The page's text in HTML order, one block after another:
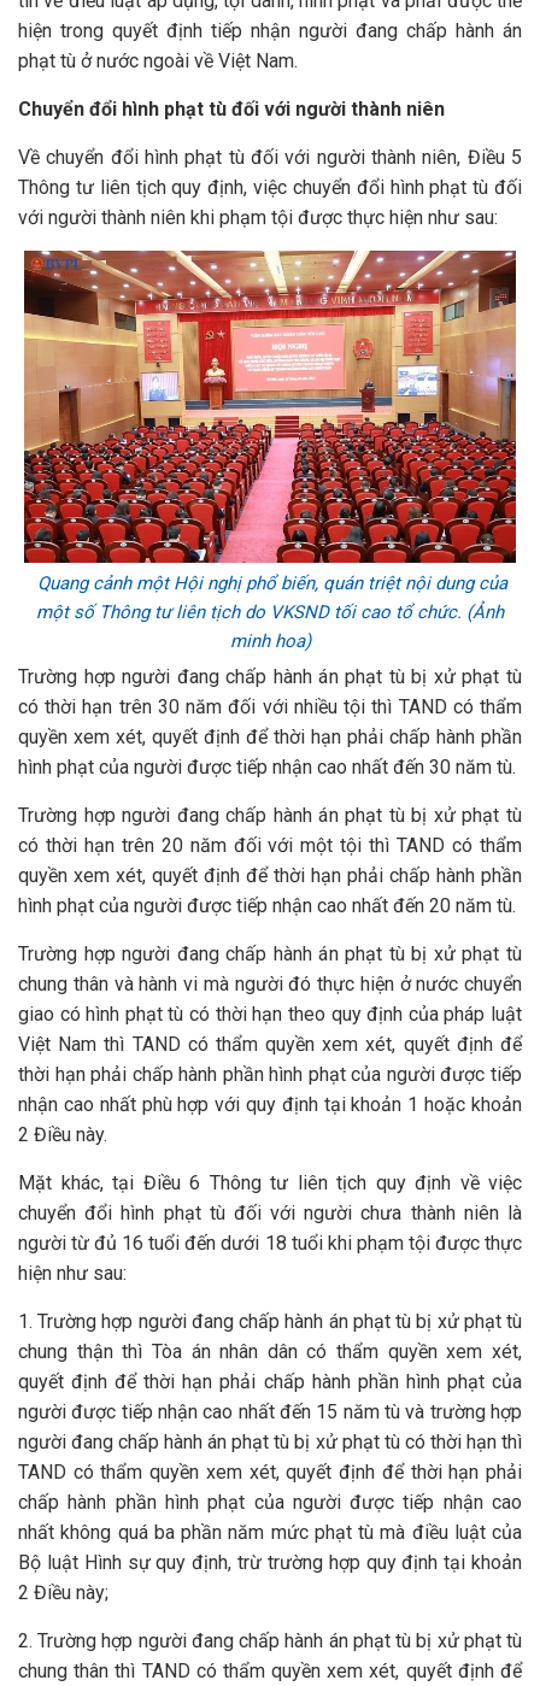
hiện trong quyết định tiếp nhận người đang chấp hành án
phạt tù ở nước ngoài về Việt Nam.
Chuyển đổi hình phạt tù đối với người thành niên
Về chuyển đổi hình phạt tù đối với người thành niên, Điều 5
Thông tư liên tịch quy định, việc chuyển đổi hình phạt tù đối
với người thành niên khi phạm tội được thực hiện như sau:
Quang cảnh một Hội nghị phổ biến, quán triệt nội dung của
một số Thông tư liên tịch do VKSND tối cao tổ chức. (Ảnh
minh hoa)
Trường hợp người đang chấp hành án phạt tù bị xử phạt tù
có thời hạn trên 30 năm đối với nhiều tội thì TAND có thẩm
quyền xem xét, quyết định để thời hạn phải chấp hành phần
hình phạt của người được tiếp nhận cao nhất đến 30 năm tù.
Trường hợp người đang chấp hành án phạt tù bị xử phạt tù
có thời hạn trên 20 năm đối với một tội thì TAND có thẩm
quyền xem xét, quyết định để thời hạn phải chấp hành phần
hình phạt của người được tiếp nhận cao nhất đến 20 năm tù.
Trường hợp người đang chấp hành án phạt tù bị xử phạt tù
chung thân và hành vi mà người đó thực hiện ở nước chuyển
giao có hình phạt tù có thời hạn theo quy định của pháp luật
Việt Nam thì TAND có thẩm quyền xem xét, quyết định để
thời hạn phải chấp hành phần hình phạt của người được tiếp
nhận cao nhất phù hợp với quy định tại khoản 1 hoặc khoản
2 Điều này.
Mặt khác, tại Điều 6 Thông tư liên tịch quy định về việc
chuyển đổi hình phạt tù đối với người chưa thành niên là
người từ đủ 16 tuổi đến dưới 18 tuổi khi phạm tội được thực
hiện như sau:
1. Trường hợp người đang chấp hành án phạt tù bị xử phạt tù
chung thận thì Tòa án nhân dân có thẩm quyền xem xét,
quyết định để thời hạn phải chấp hành phần hình phạt của
người được tiếp nhận cao nhất đến 15 năm tù và trường hợp
người đang chấp hành án phạt tù bị xử phạt tù có thời hạn thì
TAND có thẩm quyền xem xét, quyết định để thời hạn phải
chấp hành phần hình phạt của người được tiếp nhận cao
nhất không quá ba phần năm mức phạt tù mà điều luật của
Bộ luật Hình sự quy định, trừ trường hợp quy định tại khoản
2 Điều này;
2. Trường hợp người đang chấp hành án phạt tù bị xử phạt tù
chung thân thì TAND có thẩm quyền xem xét, quyết định để